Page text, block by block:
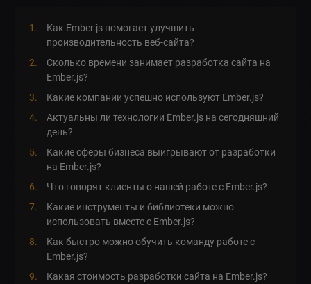
Как Ember.js помогает улучшить
производительность веб-сайта?
Сколько времени занимает разработка сайта на
Ember.js?
Какие компании успешно используют Ember.js?
Актуальны ли технологии Ember.js на сегодняшний
день?
Какие сферы бизнеса выигрывают от разработки
на Ember.js?
Что говорят клиенты о нашей работе с Ember.js?
Какие инструменты и библиотеки можно
использовать вместе с Ember.js?
Как быстро можно обучить команду работе с
Ember.js?
Какая стоимость разработки сайта на Ember.js?